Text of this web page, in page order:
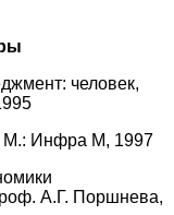
человек,
М.: Инфра М, 1997
А.Г. Поршнева,